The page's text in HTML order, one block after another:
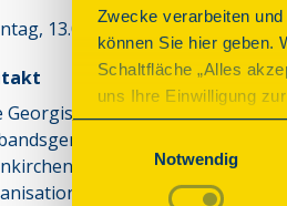
Zwecke verarbeiten
können Sie hier geben.
Schaltfläche „Alles
uns Ihre Einwilligung
des Onlineangebots
mit „Speichern“
Einwilligungsauswahl
Notwendig
13.09.2026 14:00 - 15:30 Uhr
Georgis
Flammersfeld, Fachbereich
– Tourismus